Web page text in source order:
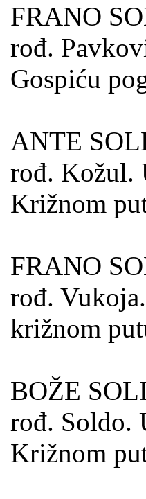
FRANO
rođ.
Gospiću
ANTE
rođ. Kožul.
Križnom
FRANO
rođ.
križnom
BOŽE
rođ. Soldo.
Križnom